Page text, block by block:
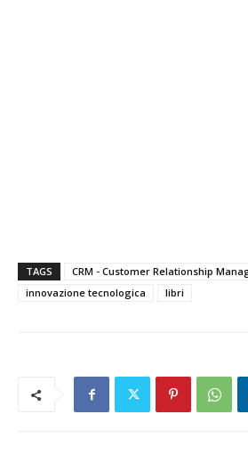
TAGS CRM - Customer Relationship
innovazione tecnologica
libri